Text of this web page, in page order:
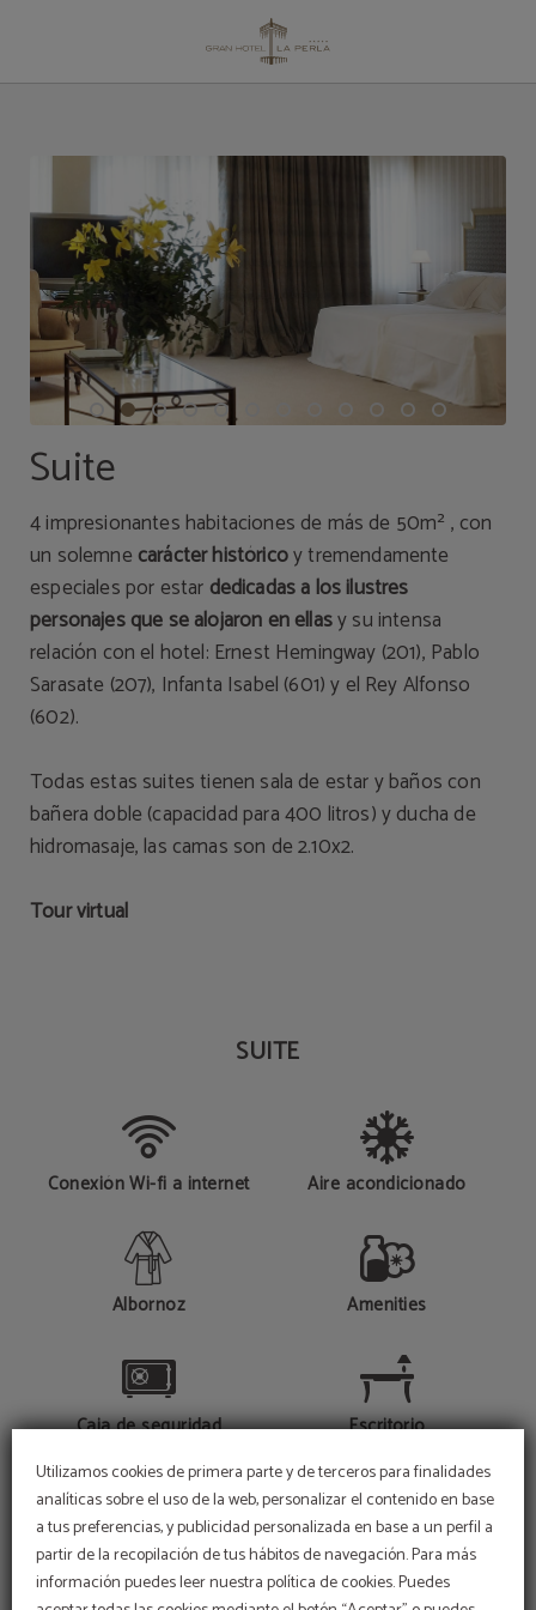
Utilizamos cookies de primera parte y de terceros para finalidades
analíticas sobre el uso de la web, personalizar el contenido en base
a tus preferencias, y publicidad personalizada en base a un perfil a
partir de la recopilación de tus hábitos de navegación. Para más
información puedes leer nuestra política de cookies. Puedes
Suite
4 impresionantes habitaciones de más de 50m² , con
un solemne carácter históricoy tremendamente
especiales por estar dedicadas a los ilustres
personajes que se alojaron en ellasy su intensa
relación con el hotel: Ernest Hemingway (201), Pablo
Sarasate (207), Infanta Isabel (601) y el Rey Alfonso
(602).
Todas estas suites tienen sala de estar y baños con
bañera doble (capacidad para 400 litros) y ducha de
hidromasaje, las camas son de 2.10x2.
Tour virtual
SUITE
Conexión Wi-fi a internet Aire acondicionado
Albornoz Amenities
Caja de seguridad Escritorio
Minibar Secador de pelo
MOSTRAR MÁS
Reservas San Fermín
DISFRUTE DE LA FESTIVIDAD MÁS
IMPORTANTE EN NUESTRO HOTEL